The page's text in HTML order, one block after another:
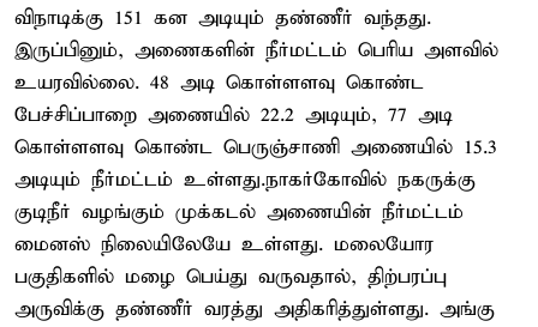
விநாடிக்கு 151 கன அடியும் தண்ணீர் வந்தது.
இருப்பினும், அணைகளின் நீர்மட்டம் பெரிய அளவில்
உயரவில்லை. 48 அடி கொள்ளளவு கொண்ட
பேச்சிப்பாறை அணையில் 22.2 அடியும், 77 அடி
கொள்ளளவு கொண்ட பெருஞ்சாணி அணையில் 15.3
அடியும் நீர்மட்டம் உள்ளது.நாகர்கோவில் நகருக்கு
குடிநீர் வழங்கும் முக்கடல் அணையின் நீர்மட்டம்
மைனஸ் நிலையிலேயே உள்ளது. மலையோர
பகுதிகளில் மழை பெய்து வருவதால், திற்பரப்பு
அருவிக்கு தண்ணீர் வரத்து அதிகரித்துள்ளது. அங்கு